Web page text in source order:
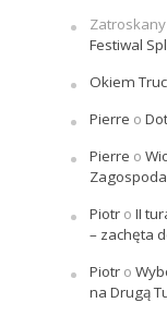
Festiwal
Okiem
Pierre o
Pierre o
Piotro II
– zachęta
Piotro
na Drugą